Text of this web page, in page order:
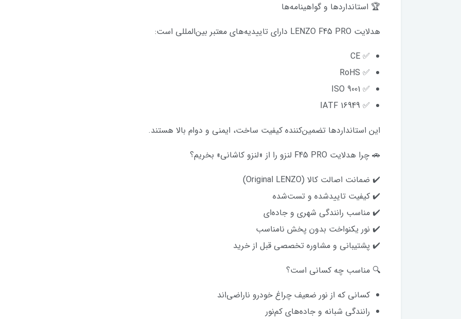
🏆 استانداردها و گواهینامه‌ها
هدلایت LENZO F45 PRO دارای تاییدیه‌های معتبر بین‌المللی است:
✅ CE
✅ RoHS
✅ ISO 9001
✅ IATF 16949
این استانداردها تضمین‌کننده کیفیت ساخت، ایمنی و دوام بالا هستند.
🚗 چرا هدلایت F45 PRO لنزو را از «لنزو کاشانی» بخریم؟
✔️ ضمانت اصالت کالا (Original LENZO)
✔️ کیفیت تاییدشده و تست‌شده
✔️ مناسب رانندگی شهری و جاده‌ای
✔️ نور یکنواخت بدون پخش نامناسب
✔️ پشتیبانی و مشاوره تخصصی قبل از خرید
🔍 مناسب چه کسانی است؟
کسانی که از نور ضعیف چراغ خودرو ناراضی‌اند
رانندگی شبانه و جاده‌های کم‌نور